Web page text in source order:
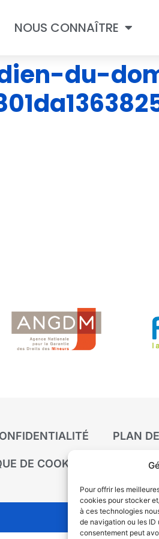
Pour offrir les
cookies pour stocker
à ces technologies
de navigation ou les ID
consentement peut
NOUS CONNAÎTRE
du-
PLAN
DE COOKIES (UE)